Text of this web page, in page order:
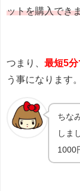
ットを購入でき
つまり、 最短5
う事になります。
ちな
しま
1000